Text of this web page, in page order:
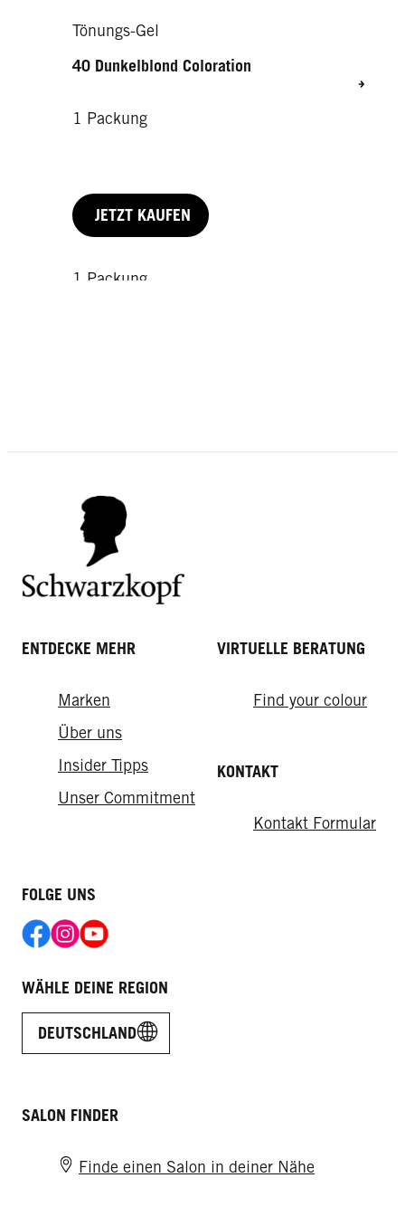
Tönungs-Gel
40 Dunkelblond Coloration
1 Packung
JETZT KAUFEN
Tönungs-Gel
60 Mittelbraun Coloration
1 Packung
LIVE FARB-SPIEGEL
Tönungs-Gel
70 Dunkelbraun Coloration
LIVE FARB-SPIEGEL
90 Schwarz Coloration
ENTDECKE MEHR
Marken
Über uns
Insider Tipps
Unser Commitment
VIRTUELLE BERATUNG
Find your colour
KONTAKT
Kontakt Formular
FOLGE UNS
WÄHLE DEINE REGION
DEUTSCHLAND
SALON FINDER
Finde einen Salon in deiner Nähe